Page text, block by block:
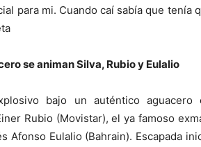
para mi. Cuando caí sabía que tenía
se animan Silva, Rubio y Eulalio
bajo un auténtico
Rubio (Movistar), el ya famoso
Afonso Eulalio (Bahrain). Escapada